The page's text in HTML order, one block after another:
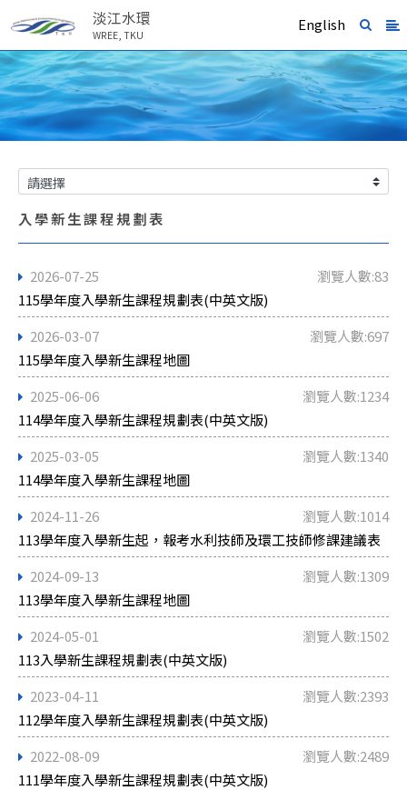
淡江水環
WREE, TKU
English
入學新生課程規劃表
2026-07-25
瀏覽人數:83
115學年度入學新生課程規劃表(中英文版)
2026-03-07
瀏覽人數:697
115學年度入學新生課程地圖
2025-06-06
瀏覽人數:1234
114學年度入學新生課程規劃表(中英文版)
2025-03-05
瀏覽人數:1340
114學年度入學新生課程地圖
2024-11-26
瀏覽人數:1014
113學年度入學新生起，報考水利技師及環工技師修課建議表
2024-09-13
瀏覽人數:1309
113學年度入學新生課程地圖
2024-05-01
瀏覽人數:1502
113入學新生課程規劃表(中英文版)
2023-04-11
瀏覽人數:2393
112學年度入學新生課程規劃表(中英文版)
2022-08-09
瀏覽人數:2489
111學年度入學新生課程規劃表(中英文版)